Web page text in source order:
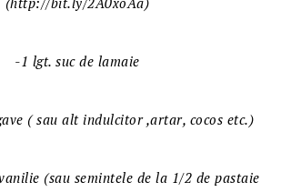
-1 lgt. suc de lamaie
( sau alt indulcitor ,artar, cocos etc.)
(sau semintele de la 1/2 de pastaie